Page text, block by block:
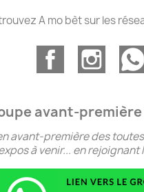
A mo bèt sur les
avant-première
avant-première des
à venir... en